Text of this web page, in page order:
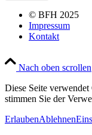
© BFH 2025
Impressum
Kontakt
Nach oben scrollen
Diese Seite
stimmen Sie der
ErlaubenAblehnen